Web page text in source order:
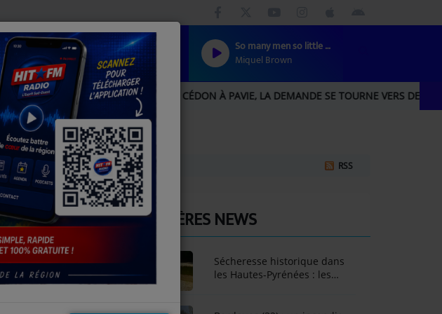
So many men so little time
Miquel Brown
AUX SERRES DU CÉDON À PAVIE, LA DEMANDE SE TOURNE VERS DES PLANTES
RSS
DERNIÈRES NEWS
Sécheresse historique dans
les Hautes-Pyrénées : les